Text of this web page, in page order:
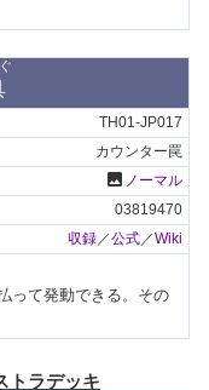
TH01-JP017
カウンター罠
photo ノーマル
03819470
収録／公式／Wiki
って発動できる。その
トラデッキ